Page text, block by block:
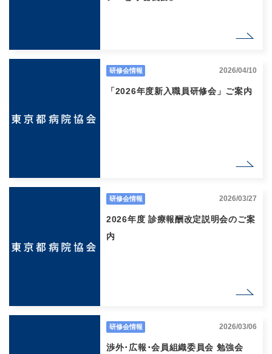
研修会情報 2026/04/10
「2026年度新入職員研修会」ご案内
研修会情報 2026/03/27
2026年度 診療報酬改定説明会のご案
内
研修会情報 2026/03/06
渉外･広報･会員組織委員会 勉強会